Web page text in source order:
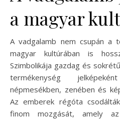
a magyar
A vadgalamb nem csupán a
magyar kultúrában is
Szimbolikája gazdag és
termékenység
népmesékben, zenében és
Az emberek régóta
finom mozgását, amely